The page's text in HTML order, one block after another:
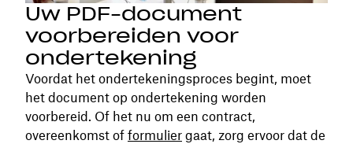
Uw PDF-document
voorbereiden voor
ondertekening
Voordat het ondertekeningsproces begint, moet
het document op ondertekening worden
voorbereid. Of het nu om een contract,
overeenkomst of formulier gaat, zorg ervoor dat de